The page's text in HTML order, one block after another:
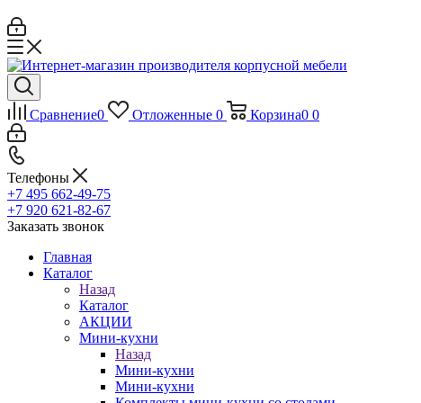
Сравнение0 Отложенные 0 Корзина0 0
Телефоны
+7 495 662-49-75
+7 920 621-82-67
Заказать звонок
Главная
Каталог
Назад
Каталог
АКЦИИ
Мини-кухни
Назад
Мини-кухни
Мини-кухни